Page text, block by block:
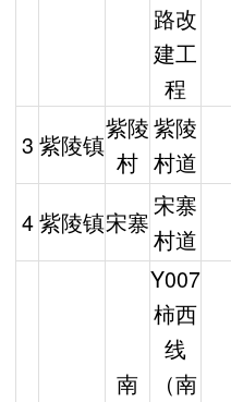
路改
建工
程
3 紫陵镇
紫陵
村
紫陵
村道
4紫陵镇宋寨
宋寨
村道
南
Y007
柿西
线
（南